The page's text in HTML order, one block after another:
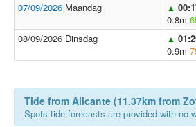
07/09/2026 Maandag ▲
0.8m
08/09/2026 Dinsdag
▲
0.9m
Tide from Alicante (11.37km from
Spots tide forecasts are provided with no